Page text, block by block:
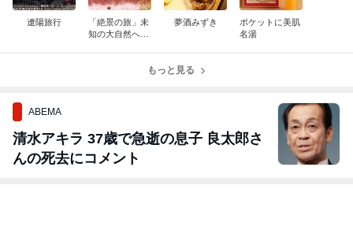
遼陽旅行
「絶景の旅」未
知の大自然へ
夢酒みずき
ポケットに美肌
名湯
もっと見る
ABEMA
清水アキラ 37歳で急逝の息子 良太郎さ
んの死去にコメント